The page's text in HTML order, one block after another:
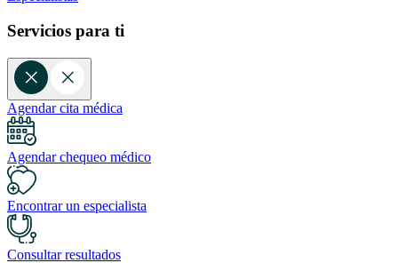
Servicios para ti
Agendar cita médica
Agendar chequeo médico
Encontrar un especialista
Consultar resultados